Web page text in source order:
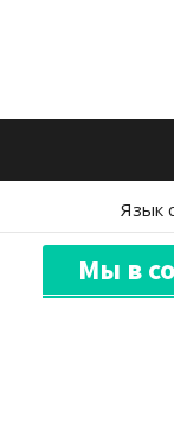
Язык
Мы в